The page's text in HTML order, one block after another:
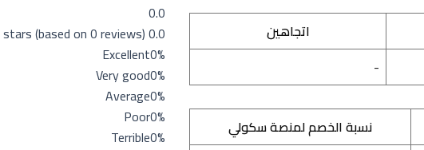
اتجاهين
-
نسبة الخصم لمنصة سكولي
0.0
0.0 out of 5 stars (based on 0 reviews)
Excellent0%
Very good0%
Average0%
Poor0%
Terrible0%